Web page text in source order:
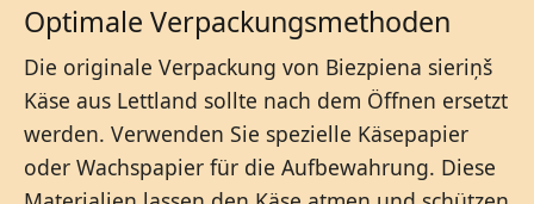
Optimale Verpackungsmethoden
Die originale Verpackung von Biezpiena sieriņš
Käse aus Lettland sollte nach dem Öffnen ersetzt
werden. Verwenden Sie spezielle Käsepapier
oder Wachspapier für die Aufbewahrung. Diese